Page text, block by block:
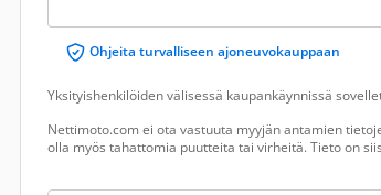
Ohjeita turvalliseen ajoneuvokauppaan
Yksityishenkilöiden välisessä kaupankäynnissä
Nettimoto.com ei ota vastuuta myyjän antamien
olla myös tahattomia puutteita tai virheitä. Tieto on